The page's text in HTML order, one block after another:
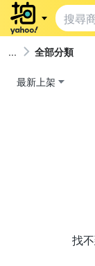
全部分類
最新上架
找